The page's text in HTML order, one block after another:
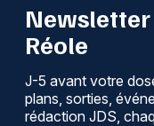
Réole
J-5 avant votre
plans, sorties,
rédaction JDS,